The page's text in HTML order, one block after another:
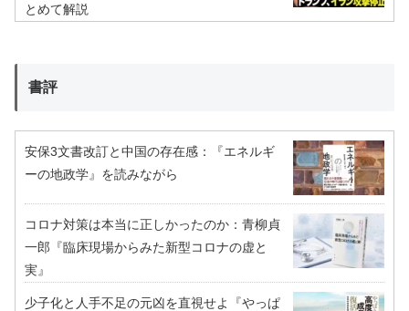
とめて解説
書評
安保3文書改訂と中国の存在感：『エネルギ
ーの地政学』を読みながら
コロナ対策は本当に正しかったのか：青柳貞
一郎『臨床現場からみた新型コロナの虚と
実』
少子化と人手不足の元凶を直視せよ『やっぱ